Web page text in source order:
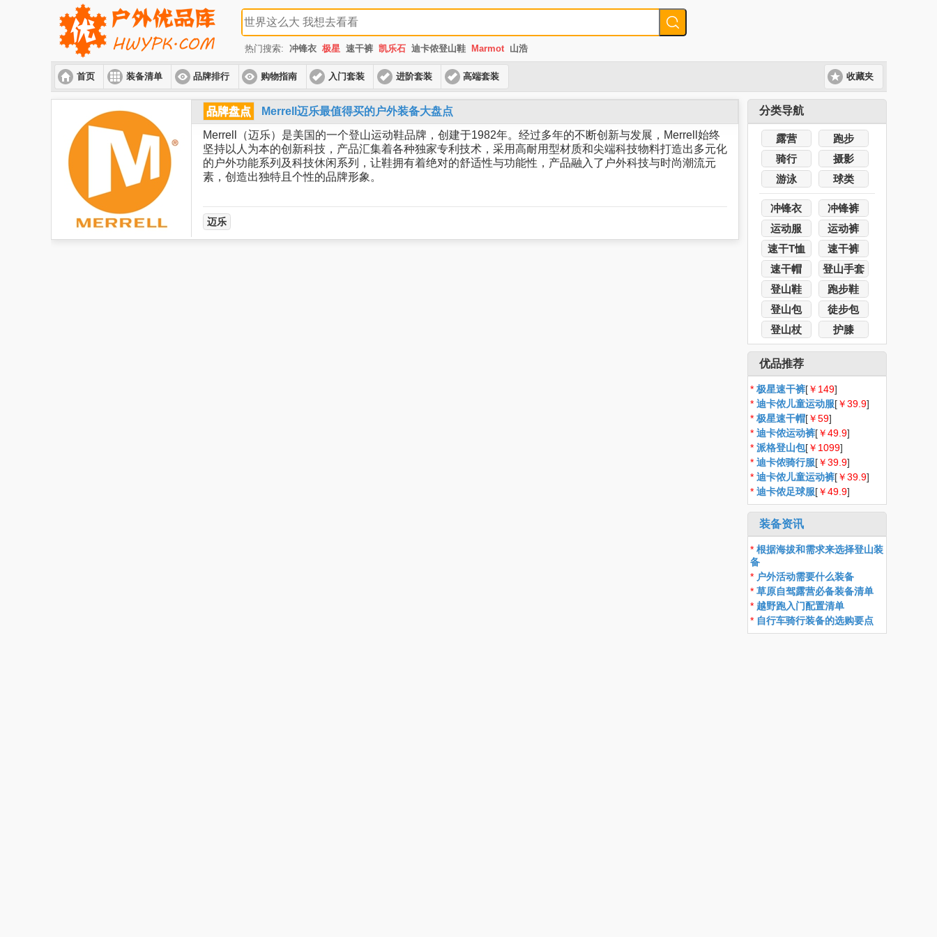
热门搜索: 冲锋衣 极星 速干裤 凯乐石 迪卡侬登山鞋 Marmot 山浩
首页 装备清单 品牌排行 购物指南 入门套装 进阶套装 高端套装 收藏夹
品牌盘点
Merrell迈乐最值得买的户外装备大盘点
Merrell（迈乐）是美国的一个登山运动鞋品牌，创建于1982年。经过多年的不断创新与发展，Merrell始终
坚持以人为本的创新科技，产品汇集着各种独家专利技术，采用高耐用型材质和尖端科技物料打造出多元化
的户外功能系列及科技休闲系列，让鞋拥有着绝对的舒适性与功能性，产品融入了户外科技与时尚潮流元
素，创造出独特且个性的品牌形象。
迈乐
分类导航
露营
跑步
骑行
摄影
游泳
球类
冲锋衣
冲锋裤
运动服
运动裤
速干T恤
速干裤
速干帽
登山手套
登山鞋
跑步鞋
登山包
徒步包
登山杖
护膝
优品推荐
* 极星速干裤[￥149]
* 迪卡侬儿童运动服[￥39.9]
* 极星速干帽[￥59]
* 迪卡侬运动裤[￥49.9]
* 派格登山包[￥1099]
* 迪卡侬骑行服[￥39.9]
* 迪卡侬儿童运动裤[￥39.9]
* 迪卡侬足球服[￥49.9]
装备资讯
* 根据海拔和需求来选择登山装
备
* 户外活动需要什么装备
* 草原自驾露营必备装备清单
* 越野跑入门配置清单
* 自行车骑行装备的选购要点